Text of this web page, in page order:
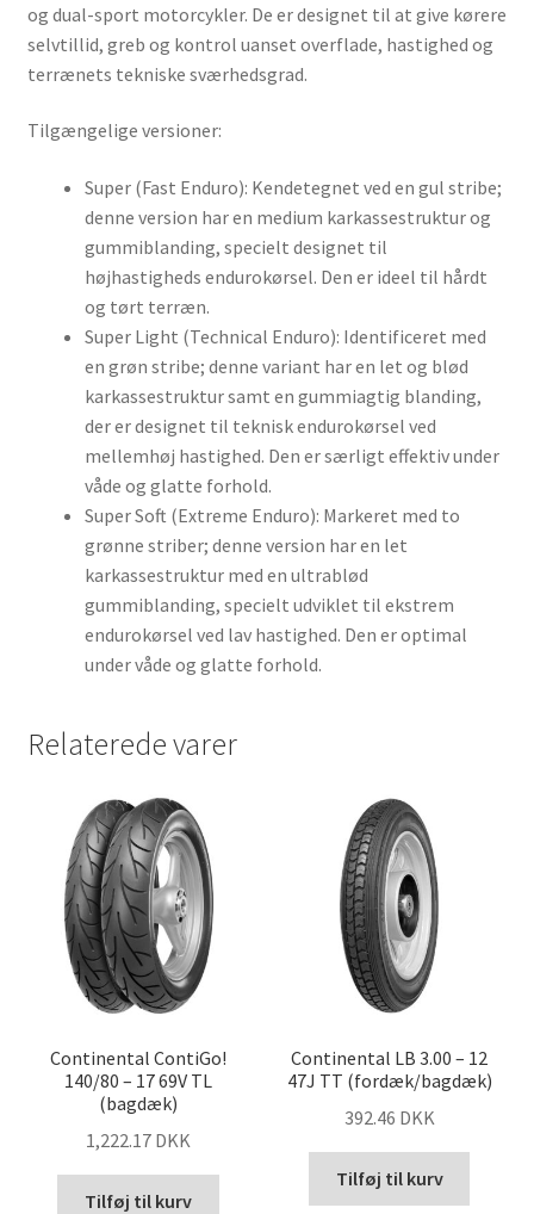
og dual-sport motorcykler. De er designet til at give kørere
selvtillid, greb og kontrol uanset overflade, hastighed og
terrænets tekniske sværhedsgrad.
Tilgængelige versioner:
Super (Fast Enduro): Kendetegnet ved en gul stribe;
denne version har en medium karkassestruktur og
gummiblanding, specielt designet til
højhastigheds endurokørsel. Den er ideel til hårdt
og tørt terræn.
Super Light (Technical Enduro): Identificeret med
en grøn stribe; denne variant har en let og blød
karkassestruktur samt en gummiagtig blanding,
der er designet til teknisk endurokørsel ved
mellemhøj hastighed. Den er særligt effektiv under
våde og glatte forhold.
Super Soft (Extreme Enduro): Markeret med to
grønne striber; denne version har en let
karkassestruktur med en ultrablød
gummiblanding, specielt udviklet til ekstrem
endurokørsel ved lav hastighed. Den er optimal
under våde og glatte forhold.
Relaterede varer
Continental ContiGo!
140/80 – 17 69V TL
(bagdæk)
1,222.17 DKK
Tilføj til kurv
Continental LB 3.00 – 12
47J TT (fordæk/bagdæk)
392.46 DKK
Tilføj til kurv